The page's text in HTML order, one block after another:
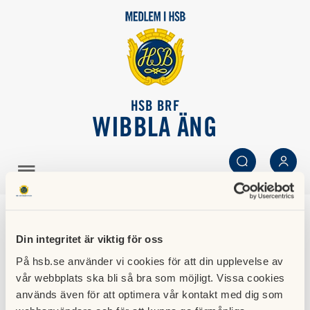
Din integritet är viktig för oss
På hsb.se använder vi cookies för att din upplevelse av
vår webbplats ska bli så bra som möjligt. Vissa cookies
används även för att optimera vår kontakt med dig som
HSB BRF
WIBBLA ÄNG
SÖK LOGGA IN
Föreningen
HSB BRF Wibbla äng i Järfälla ligger på Minutgränd 1-47 i
Järfälla kommun med promenadavstånd till Jakobsbergs
Centrum och pendeltåg som tar dig till Stockholm City på 21